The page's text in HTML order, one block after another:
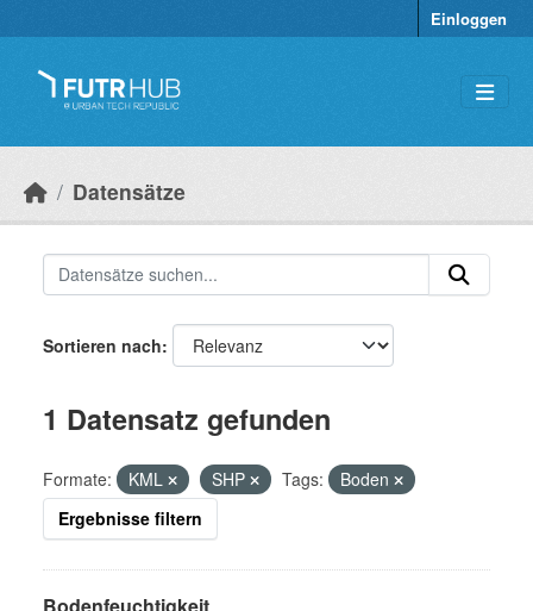
Einloggen
Datensätze
Sortieren nach
1 Datensatz gefunden
Formate: KML SHP Tags:
Boden
Ergebnisse filtern